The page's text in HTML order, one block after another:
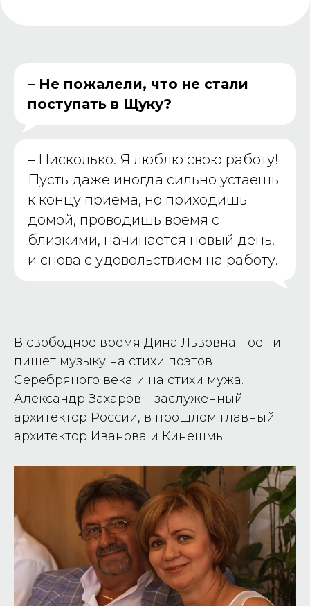
– Не пожалели, что не стали
поступать в Щуку?
– Нисколько. Я люблю свою работу!
Пусть даже иногда сильно устаешь
к концу приема, но приходишь
домой, проводишь время с
близкими, начинается новый день,
и снова с удовольствием на работу.
В свободное время Дина Львовна поет и
пишет музыку на стихи поэтов
Серебряного века и на стихи мужа.
Александр Захаров – заслуженный
архитектор России, в прошлом главный
архитектор Иванова и Кинешмы